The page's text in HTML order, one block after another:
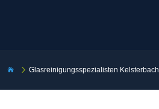
 5Glasreinigungsspezialisten Kelsterbach